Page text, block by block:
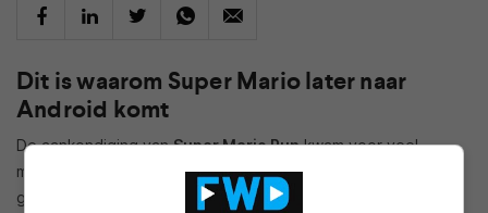
Dit is waarom Super Mario later naar
Android komt
De aankondiging vanSuper Mario Runkwam voor veel
mensen als een verrassing. Helemaal toen de legendarische
game developer Shigeru Miyamoto op het podium stond